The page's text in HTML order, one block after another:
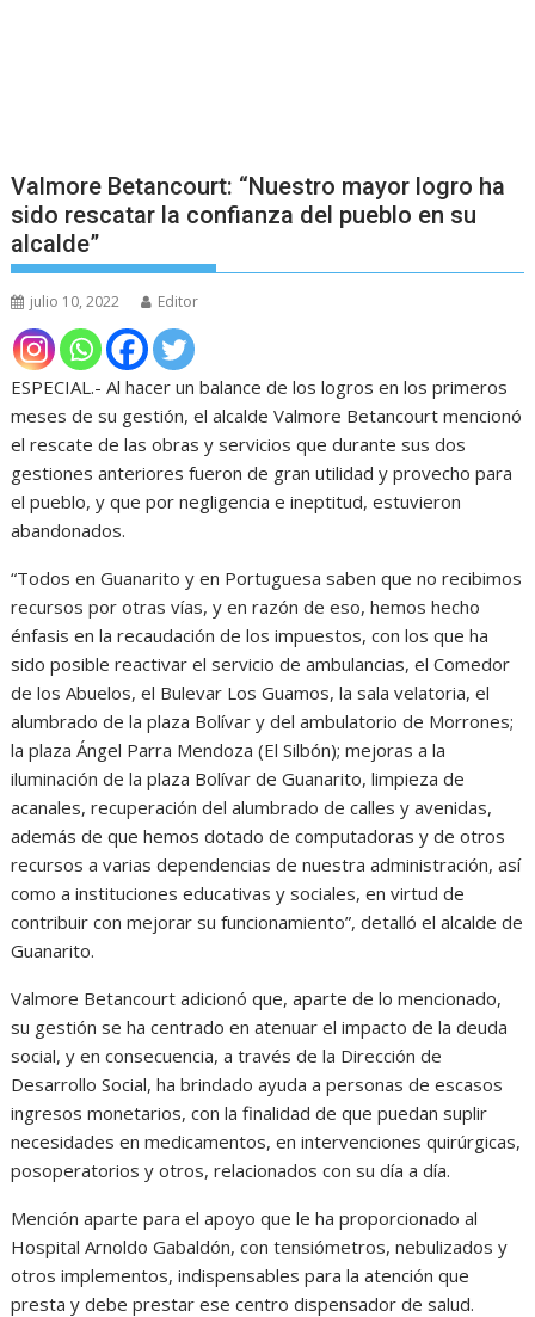
Valmore Betancourt: “Nuestro mayor logro ha
sido rescatar la confianza del pueblo en su
alcalde”
julio 10, 2022 Editor
ESPECIAL.- Al hacer un balance de los logros en los primeros
meses de su gestión, el alcalde Valmore Betancourt mencionó
el rescate de las obras y servicios que durante sus dos
gestiones anteriores fueron de gran utilidad y provecho para
el pueblo, y que por negligencia e ineptitud, estuvieron
abandonados.
“Todos en Guanarito y en Portuguesa saben que no recibimos
recursos por otras vías, y en razón de eso, hemos hecho
énfasis en la recaudación de los impuestos, con los que ha
sido posible reactivar el servicio de ambulancias, el Comedor
de los Abuelos, el Bulevar Los Guamos, la sala velatoria, el
alumbrado de la plaza Bolívar y del ambulatorio de Morrones;
la plaza Ángel Parra Mendoza (El Silbón); mejoras a la
iluminación de la plaza Bolívar de Guanarito, limpieza de
acanales, recuperación del alumbrado de calles y avenidas,
además de que hemos dotado de computadoras y de otros
recursos a varias dependencias de nuestra administración, así
como a instituciones educativas y sociales, en virtud de
contribuir con mejorar su funcionamiento”, detalló el alcalde de
Guanarito.
Valmore Betancourt adicionó que, aparte de lo mencionado,
su gestión se ha centrado en atenuar el impacto de la deuda
social, y en consecuencia, a través de la Dirección de
Desarrollo Social, ha brindado ayuda a personas de escasos
ingresos monetarios, con la finalidad de que puedan suplir
necesidades en medicamentos, en intervenciones quirúrgicas,
posoperatorios y otros, relacionados con su día a día.
Mención aparte para el apoyo que le ha proporcionado al
Hospital Arnoldo Gabaldón, con tensiómetros, nebulizados y
otros implementos, indispensables para la atención que
presta y debe prestar ese centro dispensador de salud.